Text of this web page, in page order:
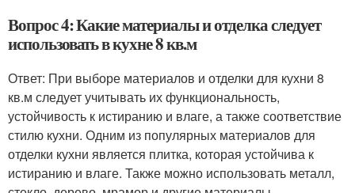
Вопрос 4: Какие материалы и отделка следует
использовать в кухне 8 кв.м
Ответ: При выборе материалов и отделки для кухни 8
кв.м следует учитывать их функциональность,
устойчивость к истиранию и влаге, а также соответствие
стилю кухни. Одним из популярных материалов для
отделки кухни является плитка, которая устойчива к
истиранию и влаге. Также можно использовать металл,